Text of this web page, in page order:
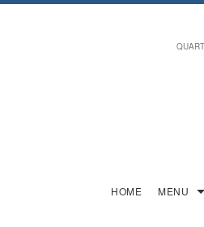
HOME MENU